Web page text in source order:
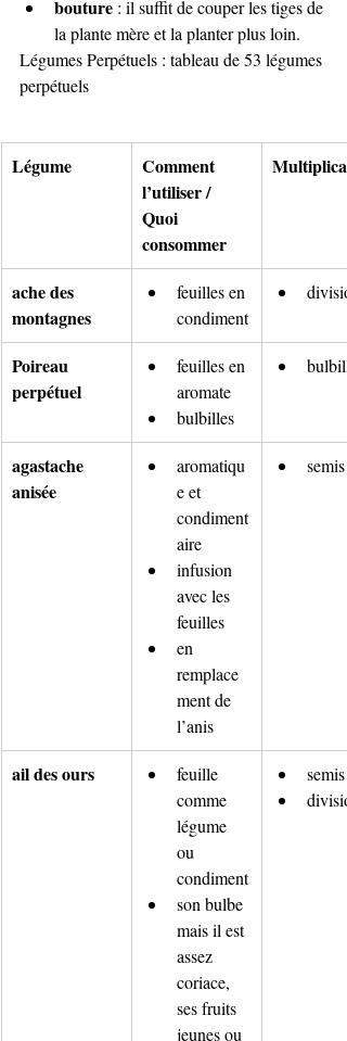
bouture : il suffit de couper les tiges de
la plante mère et la planter plus loin.
Légumes Perpétuels : tableau de 53 légumes
perpétuels
Légume
Comment
l’utiliser /
Quoi
consommer
ache des
montagnes
feuilles en
condiment
Poireau
perpétuel
feuilles en
aromate
bulbilles
agastache
anisée
aromatiqu
e et
condiment
aire
infusion
avec les
feuilles
en
remplace
ment de
l’anis
semis
ail des ours
feuille
comme
légume
ou
condiment
son bulbe
mais il est
assez
coriace,
ses fruits
jeunes ou
semis